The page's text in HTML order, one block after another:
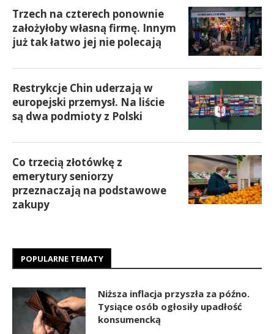
Trzech na czterech ponownie
założyłoby własną firmę. Innym
już tak łatwo jej nie polecają
Restrykcje Chin uderzają w
europejski przemysł. Na liście
są dwa podmioty z Polski
Co trzecią złotówkę z
emerytury seniorzy
przeznaczają na podstawowe
zakupy
POPULARNE TEMATY
Niższa inflacja przyszła za późno.
Tysiące osób ogłosiły upadłość
konsumencką